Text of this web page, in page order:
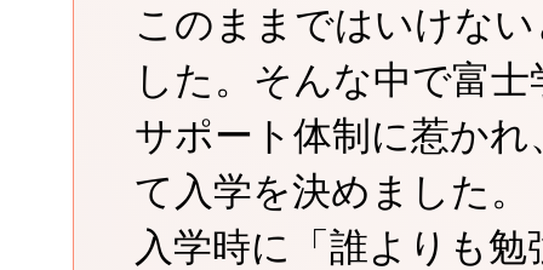
このままではいけな
した。そんな中で富
サポート体制に惹か
て入学を決めました。
入学時に「誰よりも